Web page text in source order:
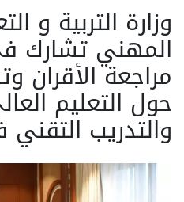
وزارة التربية و
المهني تشارك
مراجعة الأقران
حول التعليم
والتدريب التقني